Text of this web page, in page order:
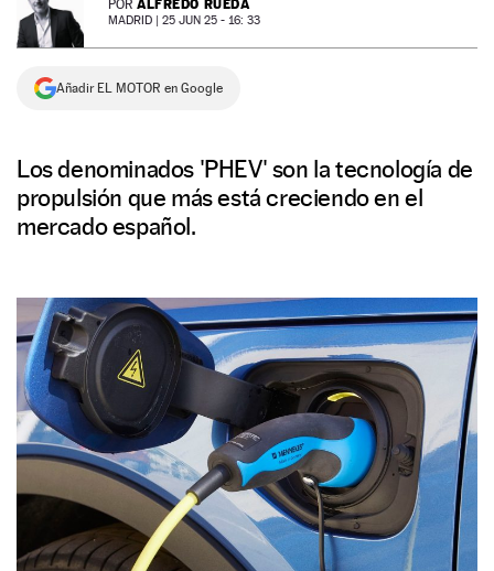
NEWSLETTER
SÍGUENOS
POR ALFREDO RUEDA
MADRID | 25 JUN 25 - 16: 33
Añadir EL MOTOR en Google
Los denominados 'PHEV' son la tecnología de
propulsión que más está creciendo en el
mercado español.